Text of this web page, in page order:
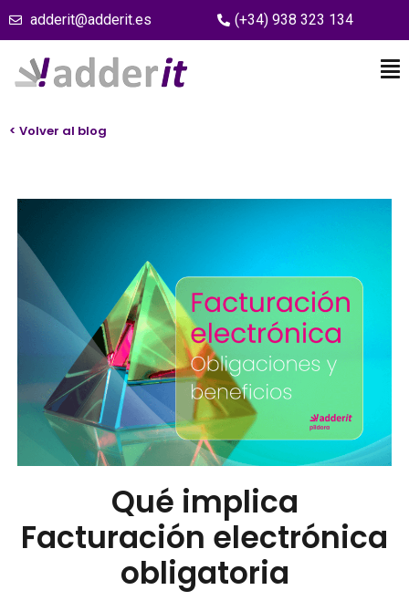
adderit@adderit.es (+34) 938 323 134
< Volver al blog
Qué implica
Facturación electrónica
obligatoria